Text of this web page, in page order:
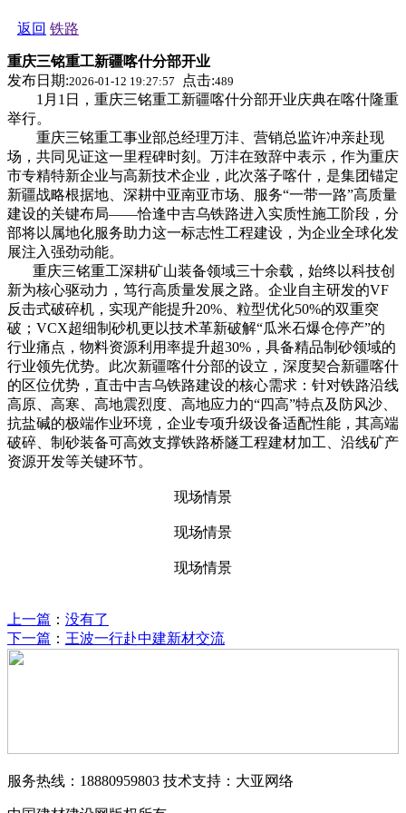
返回 铁路
重庆三铭重工新疆喀什分部开业
发布日期:2026-01-12 19:27:57 点击:489
1月1日，重庆三铭重工新疆喀什分部开业庆典在喀什隆重
举行。
重庆三铭重工事业部总经理万沣、营销总监许冲亲赴现
场，共同见证这一里程碑时刻。万沣在致辞中表示，作为重庆
市专精特新企业与高新技术企业，此次落子喀什，是集团锚定
新疆战略根据地、深耕中亚南亚市场、服务“一带一路”高质量
建设的关键布局——恰逢中吉乌铁路进入实质性施工阶段，分
部将以属地化服务助力这一标志性工程建设，为企业全球化发
展注入强劲动能。
重庆三铭重工深耕矿山装备领域三十余载，始终以科技创
新为核心驱动力，笃行高质量发展之路。企业自主研发的VF
反击式破碎机，实现产能提升20%、粒型优化50%的双重突
破；VCX超细制砂机更以技术革新破解“瓜米石爆仓停产”的
行业痛点，物料资源利用率提升超30%，具备精品制砂领域的
行业领先优势。此次新疆喀什分部的设立，深度契合新疆喀什
的区位优势，直击中吉乌铁路建设的核心需求：针对铁路沿线
高原、高寒、高地震烈度、高地应力的“四高”特点及防风沙、
抗盐碱的极端作业环境，企业专项升级设备适配性能，其高端
破碎、制砂装备可高效支撑铁路桥隧工程建材加工、沿线矿产
资源开发等关键环节。
现场情景
现场情景
现场情景
上一篇 ： 没有了
下一篇 ： 王波一行赴中建新材交流
服务热线：18880959803 技术支持：大亚网络